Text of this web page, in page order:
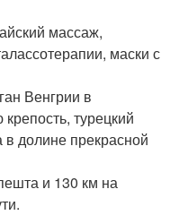
массаж,
маски с
Венгрии в
турецкий
в долине прекрасной
и 130 км на